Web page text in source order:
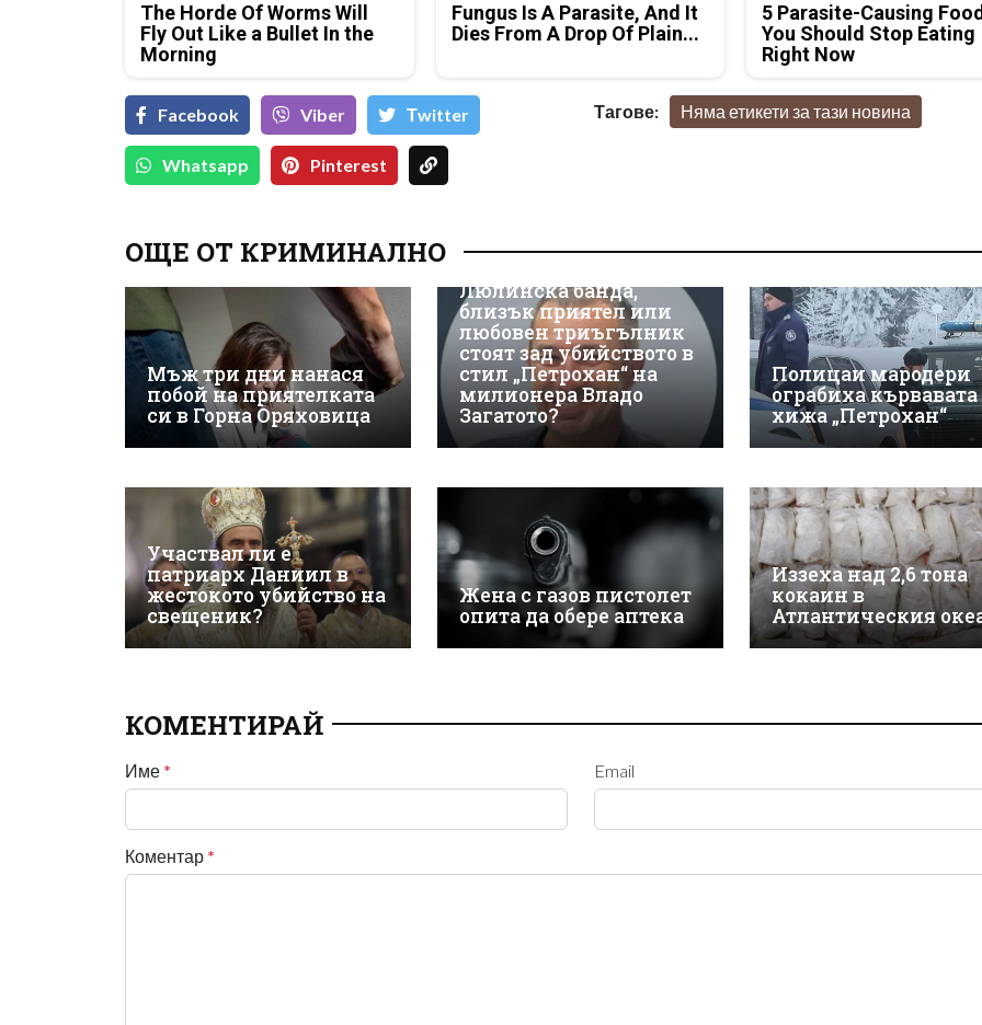
The Horde Of Worms Will
Fly Out Like a Bullet In the
Morning
Fungus Is A Parasite, And It
Dies From A Drop Of Plain...
5 Parasite-Causing
You Should Stop Eating
Right Now
Facebook Viber Тwitter
Whatsapp Pinterest
Тагове: Няма етикети за тази новина
ОЩЕ ОТ КРИМИНАЛНО
Мъж три дни нанася
побой на приятелката
си в Горна Оряховица
Люлинска банда,
близък приятел или
любовен триъгълник
стоят зад убийството в
стил „Петрохан“ на
милионера Владо
Загатото?
Полицаи мародери
ограбиха кървавата
хижа „Петрохан“
Участвал ли е
патриарх Даниил в
жестокото убийство на
свещеник?
Жена с газов пистолет
опита да обере аптека
Иззеха над 2,6 тона
кокаин в
Атлантическия
КОМЕНТИРАЙ
Име * Email
Коментар *